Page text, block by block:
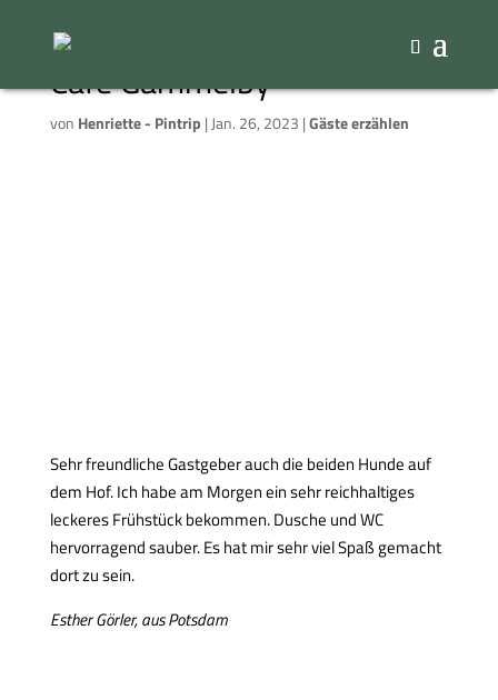
Cafe Gammelby
von Henriette - Pintrip | Jan. 26, 2023 |Gäste erzählen
Sehr freundliche Gastgeber auch die beiden Hunde auf
dem Hof. Ich habe am Morgen ein sehr reichhaltiges
leckeres Frühstück bekommen. Dusche und WC
hervorragend sauber. Es hat mir sehr viel Spaß gemacht
dort zu sein.
Esther Görler, aus Potsdam